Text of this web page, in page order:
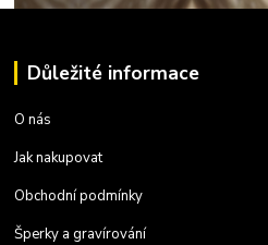
Důležité informace
O nás
Jak nakupovat
Obchodní podmínky
Šperky a gravírování